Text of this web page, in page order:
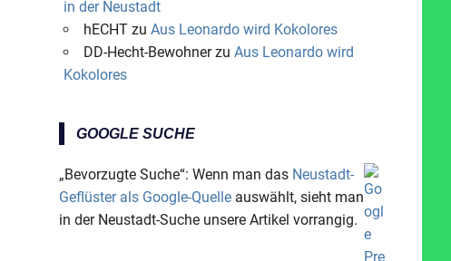
in der Neustadt
hECHTzu Aus Leonardo wird Kokolores
DD-Hecht-Bewohnerzu Aus Leonardo wird
Kokolores
GOOGLE SUCHE
„Bevorzugte Suche“: Wenn man das Neustadt-
Geflüster als Google-Quelle auswählt, sieht man
in der Neustadt-Suche unsere Artikel vorrangig.